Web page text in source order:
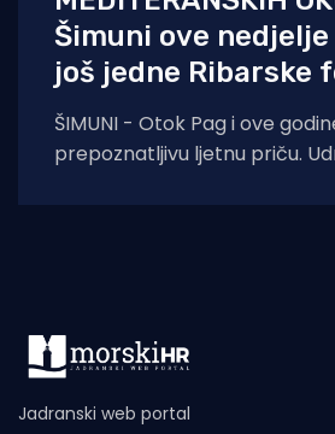
Šimuni ove
još jedne Ribarske
ŠIMUNI - Otok Pag i ove
prepoznatljivu ljetnu priču.
Jadranski web portal